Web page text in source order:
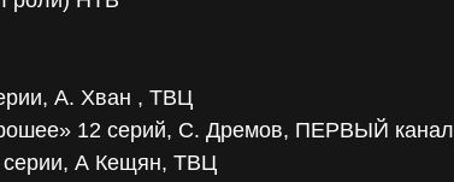
А. Хван , ТВЦ
12 серий, С. Дремов, ПЕРВЫЙ канал
серии, А Кещян, ТВЦ